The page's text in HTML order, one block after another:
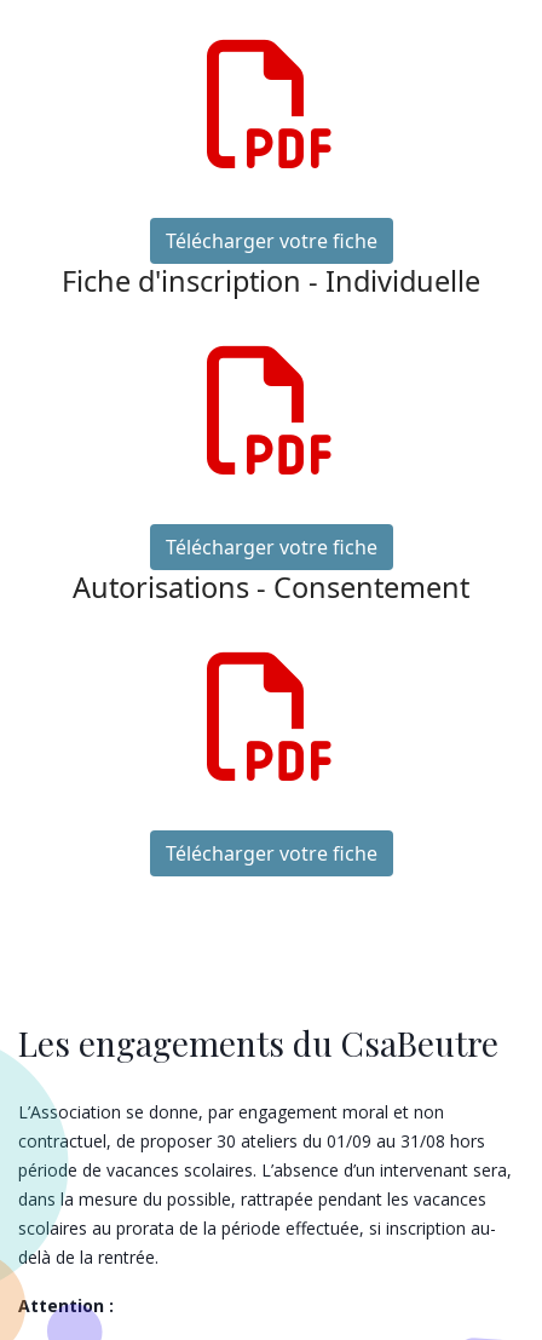
Télécharger votre fiche
Fiche d'inscription - Individuelle
Télécharger votre fiche
Autorisations - Consentement
Télécharger votre fiche
Les engagements du CsaBeutre
L’Association se donne, par engagement moral et non
contractuel, de proposer 30 ateliers du 01/09 au 31/08 hors
période de vacances scolaires. L’absence d’un intervenant sera,
dans la mesure du possible, rattrapée pendant les vacances
scolaires au prorata de la période effectuée, si inscription au-
delà de la rentrée.
Attention :